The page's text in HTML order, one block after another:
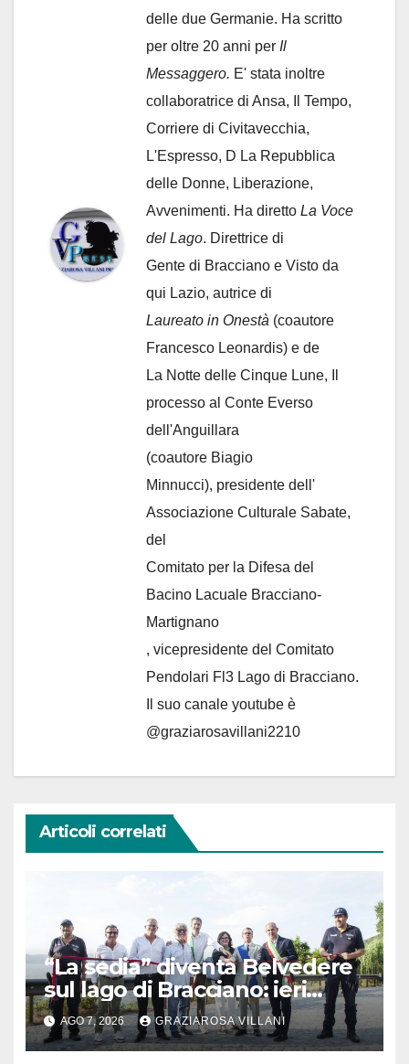
delle due Germanie. Ha scritto
per oltre 20 anni per Il
Messaggero. E' stata inoltre
collaboratrice di Ansa, Il Tempo,
Corriere di Civitavecchia,
L'Espresso, D La Repubblica
delle Donne, Liberazione,
Avvenimenti. Ha diretto La Voce
del Lago. Direttrice di
Gente di Bracciano e Visto da
qui Lazio, autrice di
Laureato in Onestà (coautore
Francesco Leonardis) e de
La Notte delle Cinque Lune, Il
processo al Conte Everso
dell'Anguillara
(coautore Biagio
Minnucci), presidente dell'
Associazione Culturale Sabate,
del
Comitato per la Difesa del
Bacino Lacuale Bracciano-
Martignano
, vicepresidente del Comitato
Pendolari Fl3 Lago di Bracciano.
Il suo canale youtube è
@graziarosavillani2210
Articoli correlati
“La sedia” diventa Belvedere
sul lago di Bracciano: ieri
l’inaugurazione
AGO 7, 2026 GRAZIAROSA VILLANI